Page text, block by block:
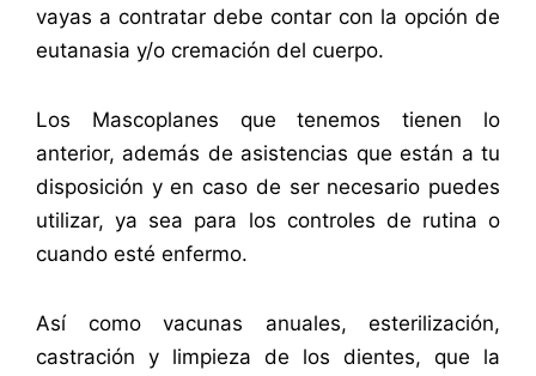
vayas a contratar debe contar con la opción de
eutanasia y/o cremación del cuerpo.
Los Mascoplanes que tenemos tienen lo
anterior, además de asistencias que están a tu
disposición y en caso de ser necesario puedes
utilizar, ya sea para los controles de rutina o
cuando esté enfermo.
Así como vacunas anuales, esterilización,
castración y limpieza de los dientes, que la